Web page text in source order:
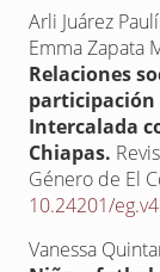
Arli Juárez
Emma Zapata
Relaciones
participación
Intercalada
Chiapas.
Género de El
10.24201/
Vanessa